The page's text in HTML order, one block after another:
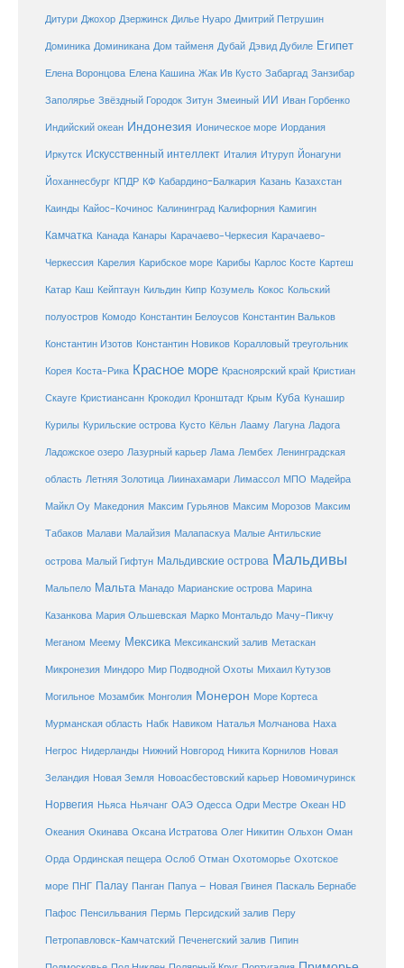
Дитури Джохор Дзержинск Дилье Нуаро Дмитрий Петрушин
Доминика Доминикана Дом тайменя Дубай Дэвид Дубиле Египет
Елена Воронцова Елена Кашина Жак Ив Кусто Забаргад Занзибар
Заполярье Звёздный Городок Зитун Змеиный ИИ Иван Горбенко
Индийский океан Индонезия Ионическое море Иордания
Иркутск Искусственный интеллект Италия Итуруп Йонагуни
Йоханнесбург КПДР КФ Кабардино-Балкария Казань Казахстан
Каинды Кайос-Кочинос Калининград Калифорния Камигин
Камчатка Канада Канары Карачаево-Черкесия Карачаево-
Черкессия Карелия Карибское море Карибы Карлос Косте Картеш
Катар Каш Кейптаун Кильдин Кипр Козумель Кокос Кольский
полуостров Комодо Константин Белоусов Константин Вальков
Константин Изотов Константин Новиков Коралловый треугольник
Корея Коста-Рика Красное море Красноярский край Кристиан
Скауге Кристиансанн Крокодил Кронштадт Крым Куба Кунашир
Курилы Курильские острова Кусто Кёльн Лааму Лагуна Ладога
Ладожское озеро Лазурный карьер Лама Лембех Ленинградская
область Летняя Золотица Лиинахамари Лимассол МПО Мадейра
Майкл Оу Македония Максим Гурьянов Максим Морозов Максим
Табаков Малави Малайзия Малапаскуа Малые Антильские
острова Малый Гифтун Мальдивские острова Мальдивы
Мальпело Мальта Манадо Марианские острова Марина
Казанкова Мария Ольшевская Марко Монтальдо Мачу-Пикчу
Меганом Меему Мексика Мексиканский залив Метаскан
Микронезия Миндоро Мир Подводной Охоты Михаил Кутузов
Могильное Мозамбик Монголия Монерон Море Кортеса
Мурманская область Набк Навиком Наталья Молчанова Наха
Негрос Нидерланды Нижний Новгород Никита Корнилов Новая
Зеландия Новая Земля Новоасбестовский карьер Новомичуринск
Норвегия Ньяса Ньячанг ОАЭ Одесса Одри Местре Океан HD
Океания Окинава Оксана Истратова Олег Никитин Ольхон Оман
Орда Ординская пещера Ослоб Отман Охотоморье Охотское
море ПНГ Палау Панган Папуа – Новая Гвинея Паскаль Бернабе
Пафос Пенсильвания Пермь Персидский залив Перу
Петропавловск-Камчатский Печенегский залив Пипин